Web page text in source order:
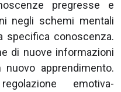
pregresse e
negli schemi mentali
specifica conoscenza.
di nuove informazioni
apprendimento.
emotiva-